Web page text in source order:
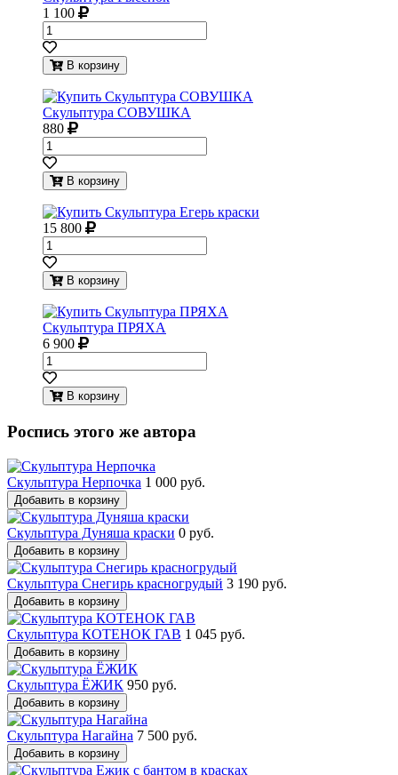
1 100
В корзину
Скульптура СОВУШКА
880
В корзину
15 800
В корзину
Скульптура ПРЯХА
6 900
В корзину
Роспись этого же автора
Скульптура Нерпочка 1 000 руб.
Добавить в корзину
Скульптура Дуняша краски 0 руб.
Добавить в корзину
Скульптура Снегирь красногрудый 3 190 руб.
Добавить в корзину
Скульптура КОТЕНОК ГАВ 1 045 руб.
Добавить в корзину
Скульптура ЁЖИК 950 руб.
Добавить в корзину
Скульптура Нагайна 7 500 руб.
Добавить в корзину